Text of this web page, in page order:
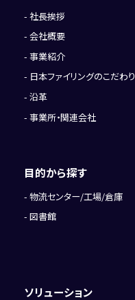
社長挨拶
会社概要
事業紹介
日本ファイリングのこだわり
沿革
事業所・関連会社
目的から探す
物流センター/工場/倉庫
図書館
ソリューション